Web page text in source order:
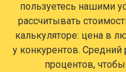
пользуетесь нашими
рассчитывать
калькуляторе: цена в
у конкурентов. Средний
процентов,